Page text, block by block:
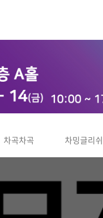
차곡차곡 차밍글리쉬